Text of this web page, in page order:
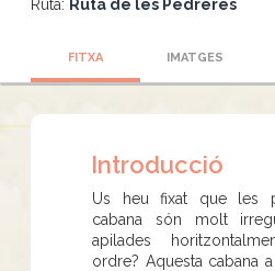
Ruta: Ruta de les Pedreres
FITXA IMATGES
Introducció
Us heu fixat que les
cabana són molt
apilades
ordre? Aquesta cabana